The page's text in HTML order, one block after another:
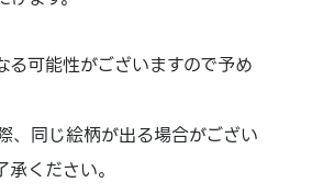
可能性がございますので予め
同じ絵柄が出る場合がござい
ください。